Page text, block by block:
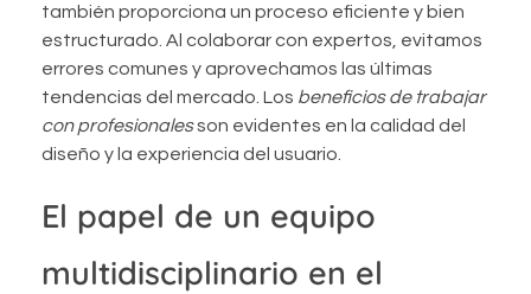
también proporciona un proceso eficiente y bien
estructurado. Al colaborar con expertos, evitamos
errores comunes y aprovechamos las últimas
tendencias del mercado. Los beneficios de trabajar
con profesionalesson evidentes en la calidad del
diseño y la experiencia del usuario.
El papel de un equipo
multidisciplinario en el